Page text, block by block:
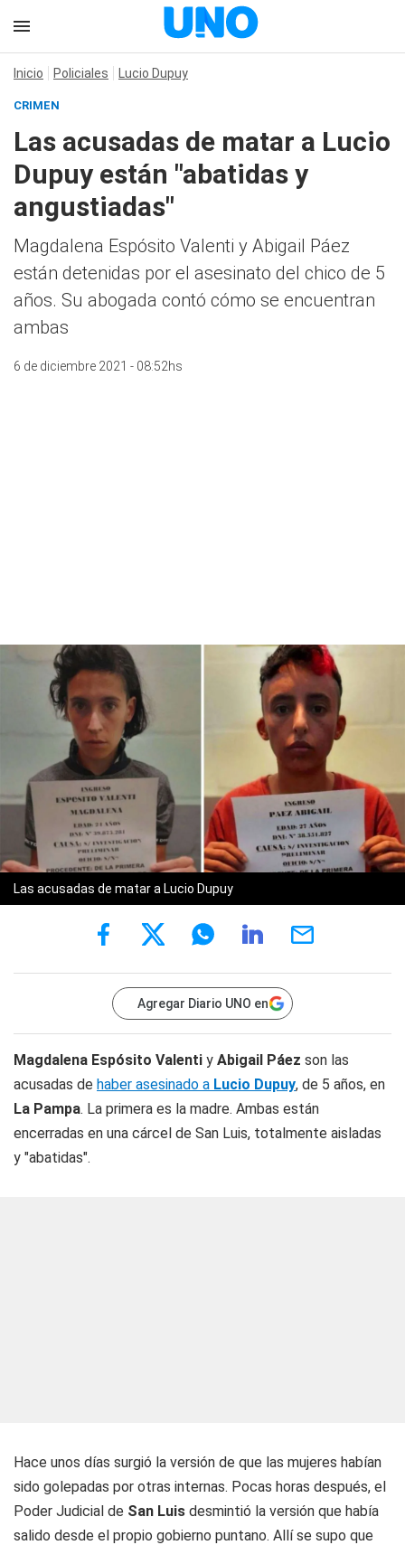
Inicio Policiales Lucio Dupuy
CRIMEN
Las acusadas de matar a Lucio
Dupuy están "abatidas y
angustiadas"
Magdalena Espósito Valenti y Abigail Páez
están detenidas por el asesinato del chico de 5
años. Su abogada contó cómo se encuentran
ambas
6 de diciembre 2021 - 08:52hs
Las acusadas de matar a Lucio Dupuy
Agregar Diario UNO en
Magdalena Espósito Valenti y Abigail Páez son las
acusadas de haber asesinado a Lucio Dupuy, de 5 años, en
La Pampa. La primera es la madre. Ambas están
encerradas en una cárcel de San Luis, totalmente aisladas
y "abatidas".
Hace unos días surgió la versión de que las mujeres habían
sido golepadas por otras internas. Pocas horas después, el
Poder Judicial de San Luis desmintió la versión que había
salido desde el propio gobierno puntano. Allí se supo que